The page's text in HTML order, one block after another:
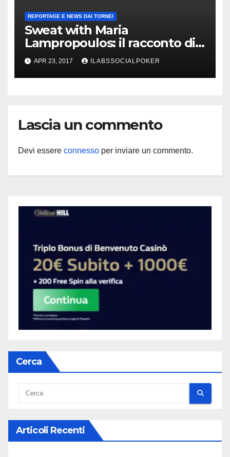
REPORTAGE E NEWS DAI TORNEI
Sweat with Maria
Lampropoulos: il racconto di
Ivan Luca che raila la ragazza
al final table del Millions!
APR 23, 2017 ILABSSOCIALPOKER
Lascia un commento
Devi essere connesso per inviare un commento.
Cerca
Articoli Recenti